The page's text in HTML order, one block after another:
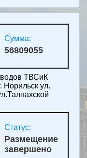
Сумма:
56809055
ТВСиК
Норильск ул.
Статус:
Размещение
завершено